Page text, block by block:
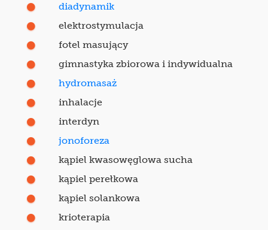
diadynamik
elektrostymulacja
fotel masujący
gimnastyka zbiorowa i indywidualna
hydromasaż
inhalacje
interdyn
jonoforeza
kąpiel kwasowęglowa sucha
kąpiel perełkowa
kąpiel solankowa
krioterapia